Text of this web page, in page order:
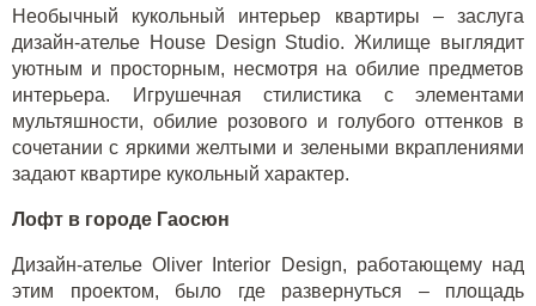
Необычный кукольный интерьер квартиры – заслуга
дизайн-ателье House Design Studio. Жилище выглядит
уютным и просторным, несмотря на обилие предметов
интерьера. Игрушечная стилистика с элементами
мультяшности, обилие розового и голубого оттенков в
сочетании с яркими желтыми и зелеными вкраплениями
задают квартире кукольный характер.
Лофт в городе Гаосюн
Дизайн-ателье Oliver Interior Design, работающему над
этим проектом, было где развернуться – площадь